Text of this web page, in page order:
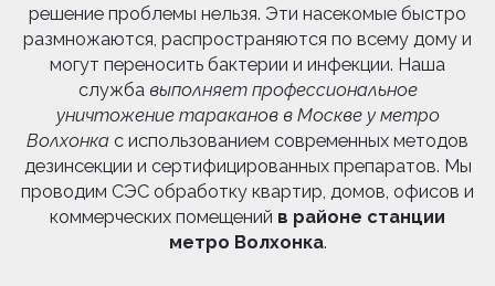
решение проблемы нельзя. Эти насекомые быстро
размножаются, распространяются по всему дому и
могут переносить бактерии и инфекции. Наша
служба выполняет профессиональное
уничтожение тараканов в Москве у метро
Волхонка с использованием современных методов
дезинсекции и сертифицированных препаратов. Мы
проводим СЭС обработку квартир, домов, офисов и
коммерческих помещений в районе станции
метро Волхонка.